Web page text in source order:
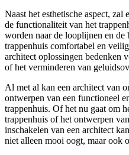
Naast het esthetische aspect,
de functionaliteit van het
worden naar de looplijnen en de
trappenhuis comfortabel en
architect oplossingen bedenken
of het verminderen van
Al met al kan een architect van
ontwerpen van een functioneel
trappenhuis. Of het nu gaat om
trappenhuis of het ontwerpen
inschakelen van een architect
niet alleen mooi oogt, maar ook